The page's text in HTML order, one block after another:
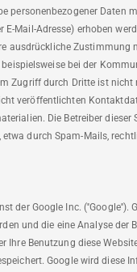
personenbezogener Daten
Mail-Adresse) erhoben
ausdrückliche Zustimmung
bei der
Zugriff durch Dritte ist
veröffentlichten
Die Betreiber dieser
durch Spam-Mails,
der Google Inc. (''Google'').
und die eine Analyse der
Benutzung diese
Google wird diese